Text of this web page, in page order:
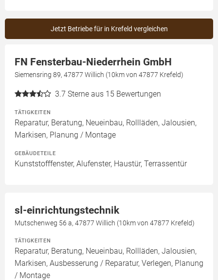
Jetzt Betriebe für in Krefeld vergleichen
FN Fensterbau-Niederrhein GmbH
Siemensring 89, 47877 Willich (10km von 47877 Krefeld)
3.7 Sterne aus 15 Bewertungen
TÄTIGKEITEN
Reparatur, Beratung, Neueinbau, Rollläden, Jalousien,
Markisen, Planung / Montage
GEBÄUDETEILE
Kunststofffenster, Alufenster, Haustür, Terrassentür
sl-einrichtungstechnik
Mutschenweg 56 a, 47877 Willich (10km von 47877 Krefeld)
TÄTIGKEITEN
Reparatur, Beratung, Neueinbau, Rollläden, Jalousien,
Markisen, Ausbesserung / Reparatur, Verlegen, Planung
/ Montage